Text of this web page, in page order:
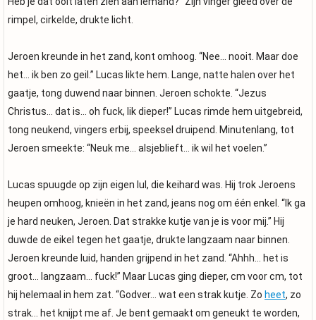
rimpel, cirkelde, drukte licht.
Jeroen kreunde in het zand, kont omhoog. “Nee… nooit. Maar doe
het… ik ben zo geil.” Lucas likte hem. Lange, natte halen over het
gaatje, tong duwend naar binnen. Jeroen schokte. “Jezus
Christus… dat is… oh fuck, lik dieper!” Lucas rimde hem uitgebreid,
tong neukend, vingers erbij, speeksel druipend. Minutenlang, tot
Jeroen smeekte: “Neuk me… alsjeblieft… ik wil het voelen.”
Lucas spuugde op zijn eigen lul, die keihard was. Hij trok Jeroens
heupen omhoog, knieën in het zand, jeans nog om één enkel. “Ik ga
je hard neuken, Jeroen. Dat strakke kutje van je is voor mij.” Hij
duwde de eikel tegen het gaatje, drukte langzaam naar binnen.
Jeroen kreunde luid, handen grijpend in het zand. “Ahhh… het is
groot… langzaam… fuck!” Maar Lucas ging dieper, cm voor cm, tot
hij helemaal in hem zat. “Godver… wat een strak kutje. Zo heet, zo
strak… het knijpt me af. Je bent gemaakt om geneukt te worden,